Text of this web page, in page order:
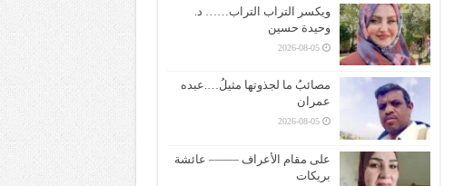
ويكسر التراب التراب…… د.
وحيدة حسين
2026-08-05
مصائبُ ما لجذوتها مثيلُ….عبده
عمران
2026-08-05
على مقام الأعراف ——– عائشة
بريكات